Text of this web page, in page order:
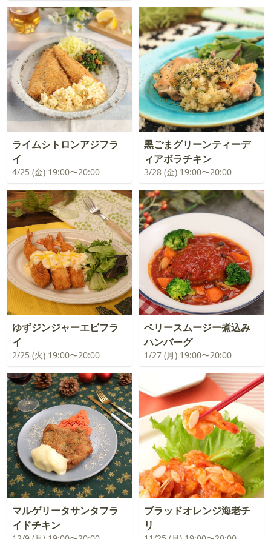
ライムシトロンアジフラ
イ
4/25 (金) 19:00〜20:00
黒ごまグリーンティーデ
ィアボラチキン
3/28 (金) 19:00〜20:00
ゆずジンジャーエビフラ
イ
2/25 (火) 19:00〜20:00
ベリースムージー煮込み
ハンバーグ
1/27 (月) 19:00〜20:00
マルゲリータサンタフラ
イドチキン
ブラッドオレンジ海老チ
リ